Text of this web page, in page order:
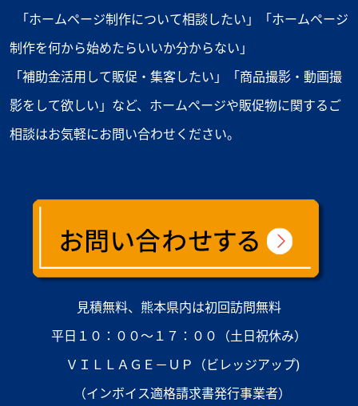
「ホームページ制作について相談したい」「ホームページ
制作を何から始めたらいいか分からない」
「補助金活用して販促・集客したい」「商品撮影・動画撮
影をして欲しい」など、ホームページや販促物に関するご
相談はお気軽にお問い合わせください。
見積無料、熊本県内は初回訪問無料
平日１０：００～１７：００（土日祝休み）
ＶＩＬＬＡＧＥ－ＵＰ（ビレッジアップ)
（インボイス適格請求書発行事業者）